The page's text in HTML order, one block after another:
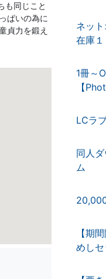
も同じこと
ぱいの為に
貞力を鍛え
ネッ
在庫
1冊～
【
LCラ
同人
ム
【期
めしセ